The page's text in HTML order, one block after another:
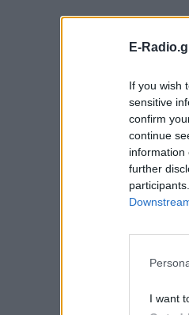
E-
If you wish
sensitive
confirm
continue
information
further
I want